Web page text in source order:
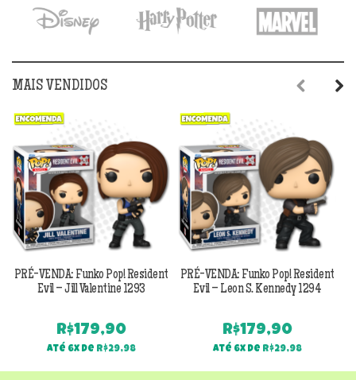
MAIS VENDIDOS
PRÉ-VENDA: Funko Pop! Resident
Evil – Jill Valentine 1293
R$179,90
Até 6x de R$29,98
PRÉ-VENDA: Funko Pop! Resident
Evil – Leon S. Kennedy 1294
R$179,90
Até 6x de R$29,98